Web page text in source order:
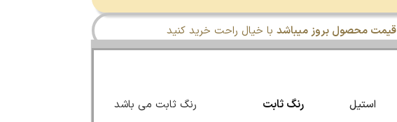
قیمت محصول بروز میباشد با خیال راحت خرید کنید
استیل رنگ ثابت رنگ ثابت می باشد